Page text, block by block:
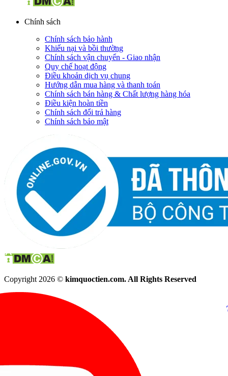
Chính sách
Chính sách bảo hành
Khiếu nại và bồi thường
Chính sách vận chuyển - Giao nhận
Quy chế hoạt động
Điều khoản dịch vụ chung
Hướng dẫn mua hàng và thanh toán
Chính sách bán hàng & Chất lượng hàng hóa
Điều kiện hoàn tiền
Chính sách đổi trả hàng
Chính sách bảo mật
Copyright 2026 © kimquoctien.com. All Rights Reserved
(8h00 - 21h30)
(8h00 -